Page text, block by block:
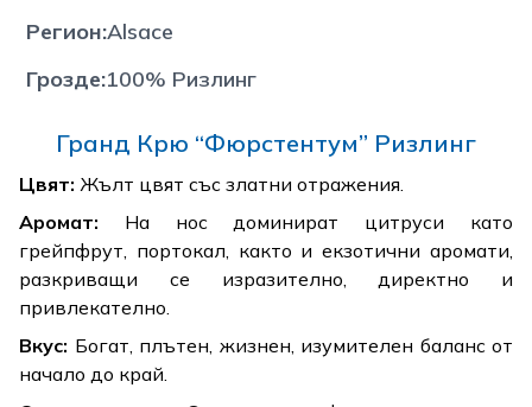
Регион:Alsace
Грозде:100% Ризлинг
Гранд Крю “Фюрстентум” Ризлинг
Цвят: Жълт цвят със златни отражения.
Аромат: На нос доминират цитруси като
грейпфрут, портокал, както и екзотични аромати,
разкриващи се изразително, директно и
привлекателно.
Вкус: Богат, плътен, жизнен, изумителен баланс от
начало до край.